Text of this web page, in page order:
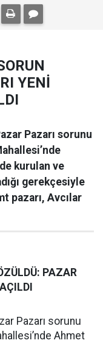
YENİ
Pazarı sorunu
kurulan ve
gerekçesiyle
pazarı, Avcılar
PAZAR
Pazarı sorunu
Ahmet